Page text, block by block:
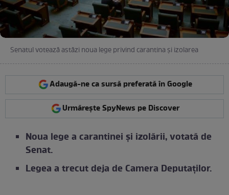
Senatul votează astăzi noua lege privind carantina și izolarea
Adaugă-ne ca sursă preferată în Google
Urmărește SpyNews pe Discover
Noua lege a carantinei și izolării, votată de
Senat.
Legea a trecut deja de Camera Deputaților.